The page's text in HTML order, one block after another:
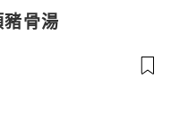
骨湯